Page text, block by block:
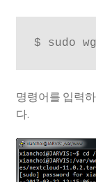
$ sudo
명령어를 입력
다.